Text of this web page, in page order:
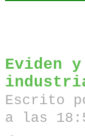
Eviden
Escrito
a las